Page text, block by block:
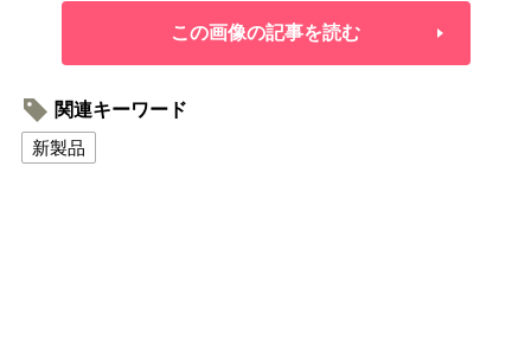
この画像の記事を読む
関連キーワード
新製品